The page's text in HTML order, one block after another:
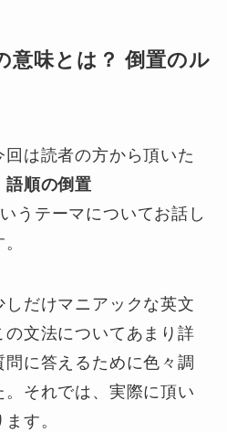
味とは？ 倒置のル
は読者の方から頂いた
語順の倒置
いうテーマについてお話し
だけマニアックな英文
文法についてあまり詳
に答えるために色々調
それでは、実際に頂い
す。